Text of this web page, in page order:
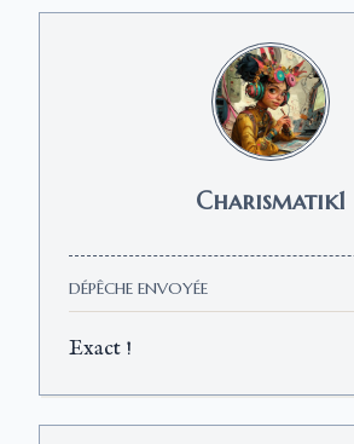
Charismatik1
DÉPÊCHE ENVOYÉE
Exact !